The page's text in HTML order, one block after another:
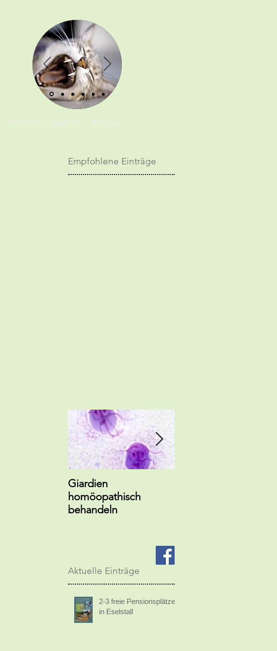
Weitere Angebote Kontakt
Empfohlene Einträge
Giardien
homöopathisch
behandeln
Aktuelle Einträge
2-3 freie Pensionsplätze
in Eselstall